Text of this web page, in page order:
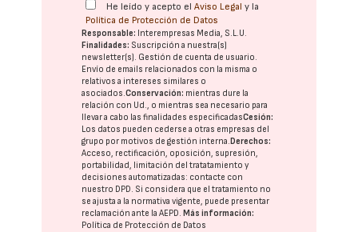
He leído y acepto elAviso Legal y la
Política de Protección de Datos
Responsable: Interempresas Media, S.L.U.
Finalidades: Suscripción a nuestra(s)
newsletter(s). Gestión de cuenta de usuario.
Envío de emails relacionados con la misma o
relativos a intereses similares o
asociados.Conservación: mientras dure la
relación con Ud., o mientras sea necesario para
llevar a cabo las finalidades especificadasCesión:
Los datos pueden cederse a otras empresas del
grupo por motivos de gestión interna.Derechos:
Acceso, rectificación, oposición, supresión,
portabilidad, limitación del tratatamiento y
decisiones automatizadas: contacte con
nuestro DPD. Si considera que el tratamiento no
se ajusta a la normativa vigente, puede presentar
reclamación ante laAEPD.Más información:
Política de Protección de Datos